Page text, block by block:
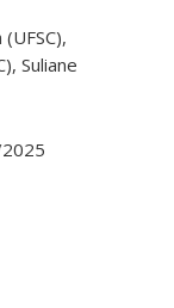
Suliane